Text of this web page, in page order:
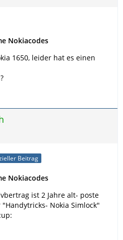
Nokiacodes
1650, leider hat es einen
Beitrag
Nokiacodes
ist 2 Jahre alt- poste
Nokia Simlock"